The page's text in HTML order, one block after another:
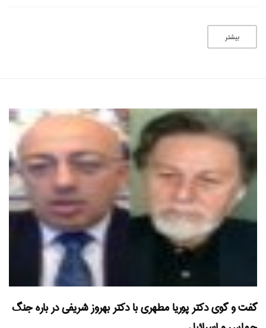
بیشتر
گفت و گوی دکتر پوریا مطهری با دکتر بهروز شریفی در باره جنگ